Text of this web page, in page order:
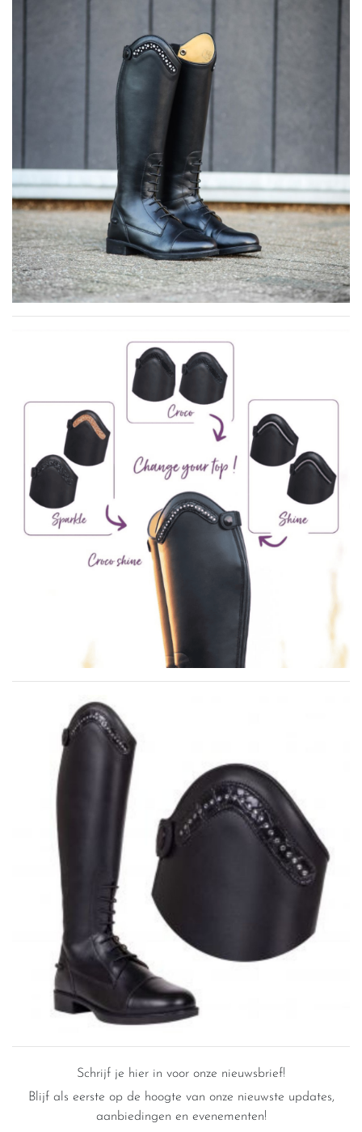
Schrijf je hier in voor onze nieuwsbrief!
Blijf als eerste op de hoogte van onze nieuwste updates,
aanbiedingen en evenementen!